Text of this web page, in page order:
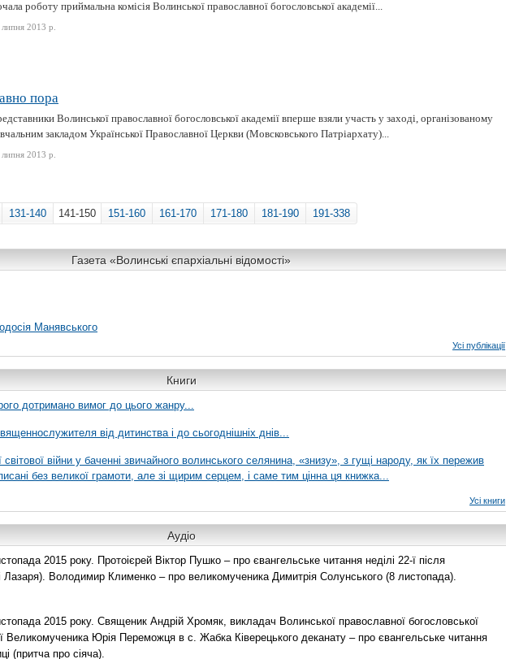
роботу приймальна комісія Волинської православної богословської академії...
2013 р.
пора
Волинської православної богословської академії вперше взяли участь у заході, організованому
закладом Української Православної Церкви (Мовсковського Патріархату)...
2013 р.
131-140 141-150 151-160 161-170 171-180 181-190 191-338
Газета «Волинські єпархіальні відомості»
Манявського
Усі публікації
Книги
дотримано вимог до цього жанру...
від дитинства і до сьогоднішніх днів...
світової війни у баченні звичайного волинського селянина, «знизу», з гущі народу, як їх пережив
без великої грамоти, але зі щирим серцем, і саме тим цінна ця книжка...
Усі книги
Аудіо
2015 року. Протоієрей Віктор Пушко – про євангельське читання неділі 22-ї після
і Лазаря). Володимир Клименко – про великомученика Димитрія Солунського (8 листопада).
2015 року. Священик Андрій Хромяк, викладач Волинської православної богословської
Великомученика Юрія Переможця в с. Жабка Ківерецького деканату – про євангельське читання
(притча про сіяча).